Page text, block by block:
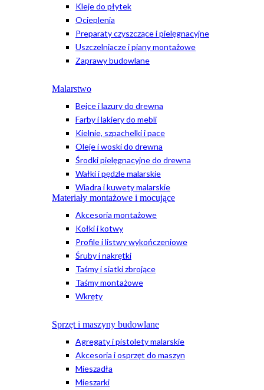
Kleje do płytek
Ocieplenia
Preparaty czyszczące i pielęgnacyjne
Uszczelniacze i piany montażowe
Zaprawy budowlane
Malarstwo
Bejce i lazury do drewna
Farby i lakiery do mebli
Kielnie, szpachelki i pace
Oleje i woski do drewna
Środki pielęgnacyjne do drewna
Wałki i pędzle malarskie
Wiadra i kuwety malarskie
Materiały montażowe i mocujące
Akcesoria montażowe
Kołki i kotwy
Profile i listwy wykończeniowe
Śruby i nakrętki
Taśmy i siatki zbrojące
Taśmy montażowe
Wkręty
Sprzęt i maszyny budowlane
Agregaty i pistolety malarskie
Akcesoria i osprzęt do maszyn
Mieszadła
Mieszarki